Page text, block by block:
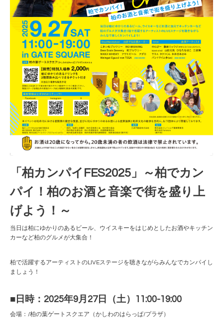
「柏カンパイFES2025」～柏でカン
パイ！柏のお酒と音楽で街を盛り上
げよう！～
当日は柏にゆかりのあるビール、ウイスキーをはじめとしたお酒やキッチン
カーなど柏のグルメが大集合！
柏で活躍するアーティストのLIVEステージを聴きながらみんなでカンパイし
ましょう！
■日時：2025年9月27日（土）11:00-19:00
会場：/柏の葉ゲートスクエア（かしわのはらっぱ/プラザ）